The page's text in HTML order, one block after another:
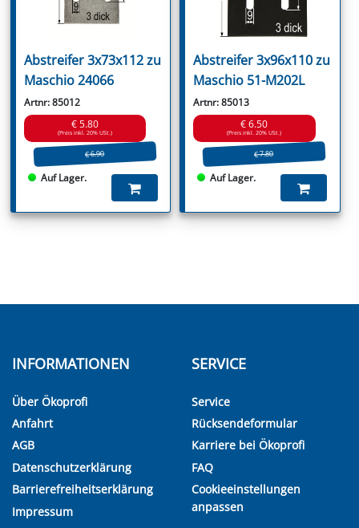
Abstreifer 3x73x112 zu
Maschio 24066
Artnr: 85012
€ 5.80
(Preis inkl. 20% USt.)
€ 6.90
Auf Lager.
Abstreifer 3x96x110 zu
Maschio 51-M202L
Artnr: 85013
€ 6.50
(Preis inkl. 20% USt.)
€ 7.80
Auf Lager.
INFORMATIONEN
Über Ökoprofi
Anfahrt
AGB
Datenschutzerklärung
Barrierefreiheitserklärung
Impressum
SERVICE
Service
Rücksendeformular
Karriere bei Ökoprofi
FAQ
Cookieeinstellungen
anpassen